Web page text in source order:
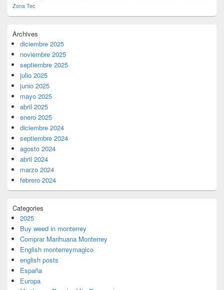
Zona Tec
Archives
diciembre 2025
noviembre 2025
septiembre 2025
julio 2025
junio 2025
mayo 2025
abril 2025
enero 2025
diciembre 2024
septiembre 2024
agosto 2024
abril 2024
marzo 2024
febrero 2024
Categories
2025
Buy weed in monterrey
Comprar Marihuana Monterrey
English monterreymagico
english posts
España
Europa